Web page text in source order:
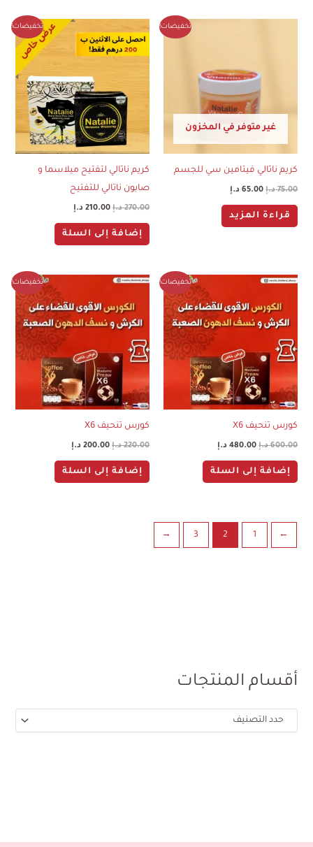
أقسام المنتجات
حدد التصنيف
تخفيضات!
غير متوفر في المخزون
كريم ناتالي فيتامين سي للجسم
75.00 د.إ 65.00 د.إ
قراءة المزيد
تخفيضات!
كريم ناتالي لتفتيح ميلاسما و
صابون ناتالي للتفتيح
270.00 د.إ
الأصلي
هو:
270.00 د.إ.
210.00 د.إ
السعر
الحالي
إضافة إلى السلة
تخفيضات!
كورس تنحيف X6
600.00 د.إ
هو:
600.00 د.إ.
480.00 د.إ
السعر
الحالي
هو:
480.00 د.إ.
إضافة إلى السلة
تخفيضات!
كورس تنحيف X6
220.00 د.إ
هو:
220.00 د.إ.
200.00 د.إ
السعر
الحالي
هو:
200.00 د.إ.
إضافة إلى السلة
→
1
2
3
←